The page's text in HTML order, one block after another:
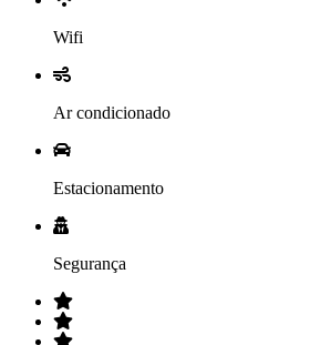
Wifi
Ar condicionado
Estacionamento
Segurança